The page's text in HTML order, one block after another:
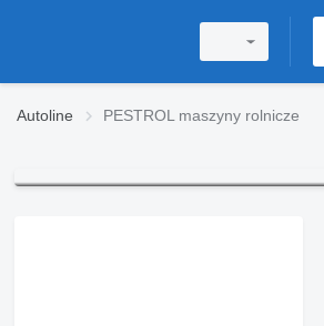
Autoline PESTROL maszyny rolnicze